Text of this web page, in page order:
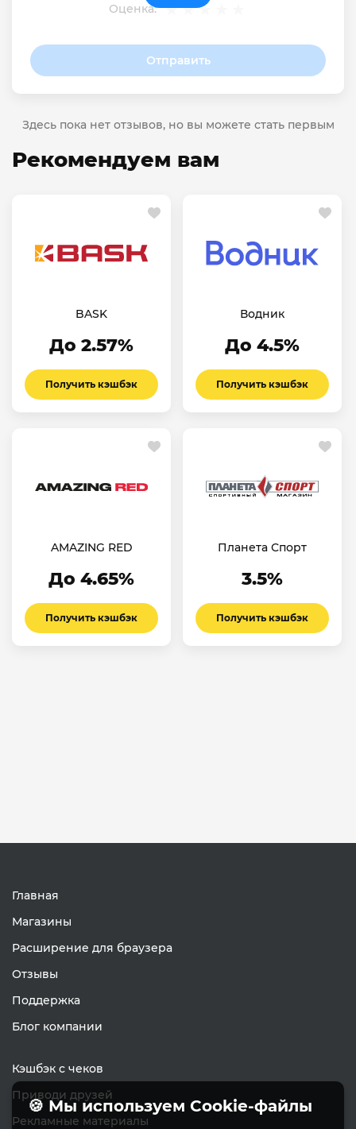
Оценка:
Отправить
Здесь пока нет отзывов, но вы можете стать первым
Рекомендуем вам
BASK
До 2.57%
Получить кэшбэк
Водник
До 4.5%
Получить кэшбэк
AMAZING RED
До 4.65%
Получить кэшбэк
Планета Спорт
3.5%
Получить кэшбэк
Главная
Магазины
Расширение для браузера
Отзывы
Поддержка
Блог компании
Кэшбэк с чеков
Приводи друзей
Рекламные материалы
🍪 Мы используем Cookie-файлы